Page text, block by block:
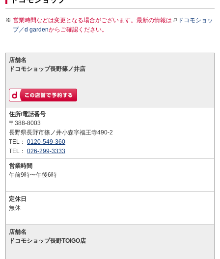
営業時間などは変更となる場合がございます。最新の情報は
ドコモショッ
プ／d gardenからご確認ください。
店舗名
ドコモショップ長野篠ノ井店
住所/電話番号
〒388-8003
長野県長野市篠ノ井小森字福王寺490-2
TEL： 0120-549-360
TEL： 026-299-3333
営業時間
午前9時〜午後6時
定休日
無休
店舗名
ドコモショップ長野TOiGO店